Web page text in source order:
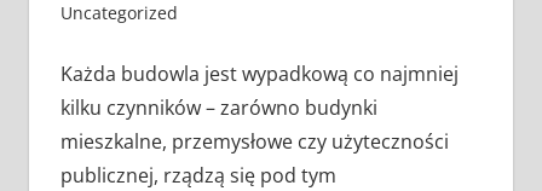
Uncategorized
Każda budowla jest wypadkową co najmniej
kilku czynników – zarówno budynki
mieszkalne, przemysłowe czy użyteczności
publicznej, rządzą się pod tym